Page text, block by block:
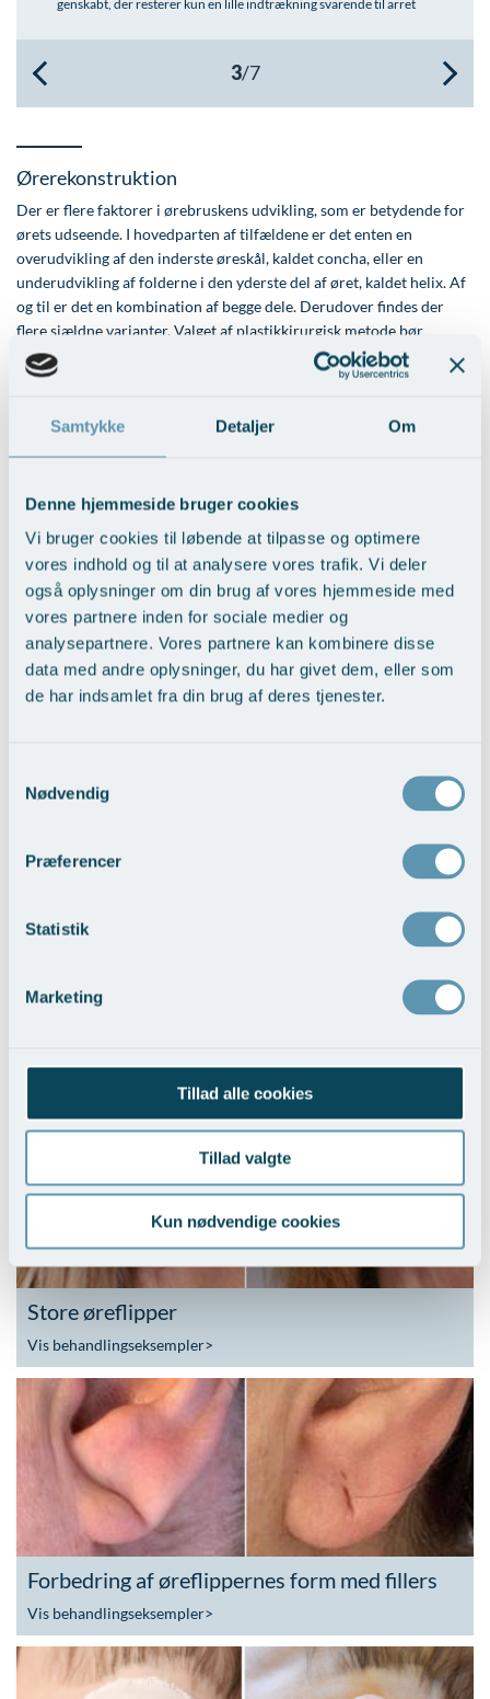
Samtykke Detaljer Om
Denne hjemmeside bruger cookies
Vi bruger cookies til løbende at tilpasse og optimere
vores indhold og til at analysere vores trafik. Vi deler
også oplysninger om din brug af vores hjemmeside med
vores partnere inden for sociale medier og
analysepartnere. Vores partnere kan kombinere disse
data med andre oplysninger, du har givet dem, eller som
de har indsamlet fra din brug af deres tjenester.
Nødvendig
Præferencer
Statistik
Marketing
Tillad alle cookies
Tillad valgte
Kun nødvendige cookies
genskabt, der resterer kun en lille indtrækning svarende til arret
Ørerekonstruktion
Der er flere faktorer i ørebruskens udvikling, som er betydende for
ørets udseende. I hovedparten af tilfældene er det enten en
overudvikling af den inderste øreskål, kaldet concha, eller en
underudvikling af folderne i den yderste del af øret, kaldet helix. Af
og til er det en kombination af begge dele. Derudover findes der
flere sjældne varianter. Valget af plastikkirurgisk metode bør
naturligvis gøres ud fra arten af den tilgrundliggende
bruskabnormitet.
Læs mere om Stritører og øredeformiteter
Vælg behandling...
Vis behandlingseksempler
Store øreflipper
Vis behandlingseksempler>
Forbedring af øreflippernes form med fillers
Vis behandlingseksempler>